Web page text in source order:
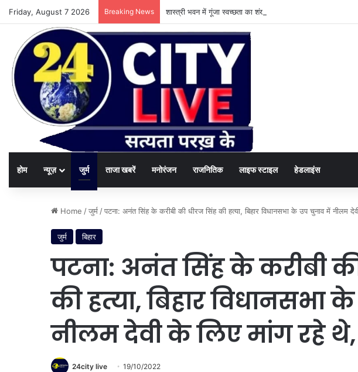
Friday, August 7 2026 Breaking News शास्त्री भवन में गूंजा स्वच्छता का शंखनाद: नुक्कड़ नाटक के जरिए
होम न्यूज़ जुर्म ताजा खबरें मनोरंजन राजनितिक लाइफ स्टाइल हेडलाइंस
Home /जुर्म/पटना: अनंत सिंह के करीबी की धीरज सिंह की हत्‍या, बिहार विधानसभा के उप चुनाव में नीलम
जुर्म बिहार
पटना: अनंत सिंह के करीबी
की हत्‍या, बिहार विधानसभा
नीलम देवी के लिए मांग रहे थे,
24city live 19/10/2022